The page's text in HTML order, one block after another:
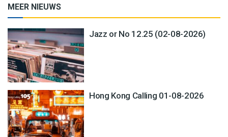
MEER NIEUWS
Jazz or No 12.25 (02-08-2026)
Hong Kong Calling 01-08-2026